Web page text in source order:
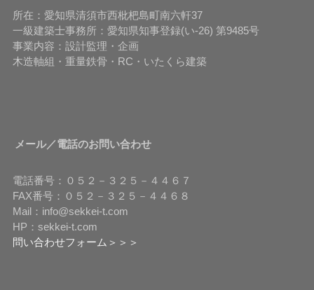
所在：愛知県清須市西枇杷島町南六軒37
一級建築士事務所：愛知県知事登録(い-26) 第9485号
事業内容：設計監理・企画
木造軸組・重量鉄骨・RC・いたくら建築
メール／電話のお問い合わせ
電話番号：０５２－３２５－４４６７
FAX番号：０５２－３２５－４４６８
Mail：info@sekkei-t.com
HP：sekkei-t.com
問い合わせフォーム＞＞＞